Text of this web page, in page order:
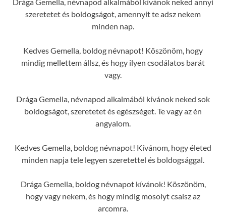
szeretetet és boldogságot, amennyit te adsz nekem
minden nap.
Kedves Gemella, boldog névnapot! Köszönöm, hogy
mindig mellettem állsz, és hogy ilyen csodálatos barát
vagy.
Drága Gemella, névnapod alkalmából kívánok neked sok
boldogságot, szeretetet és egészséget. Te vagy az én
angyalom.
Kedves Gemella, boldog névnapot! Kívánom, hogy életed
minden napja tele legyen szeretettel és boldogsággal.
Drága Gemella, boldog névnapot kívánok! Köszönöm,
hogy vagy nekem, és hogy mindig mosolyt csalsz az
arcomra.